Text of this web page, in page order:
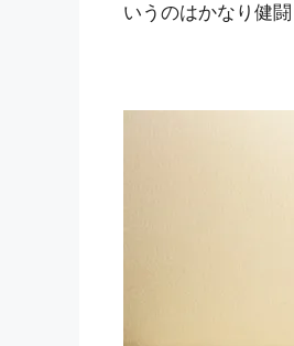
いうのはかなり健